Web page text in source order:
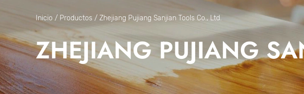
Inicio / Productos / Zhejiang Pujiang Sanjian Tools Co., Ltd.
ZHEJIANG PUJIANG